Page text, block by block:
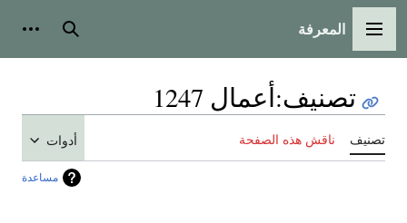
القائمة الرئيسية
المعرفة بحث
تصنيف:أعمال 1247
تصنيف ناقش هذه الصفحة أدوات
مساعدة